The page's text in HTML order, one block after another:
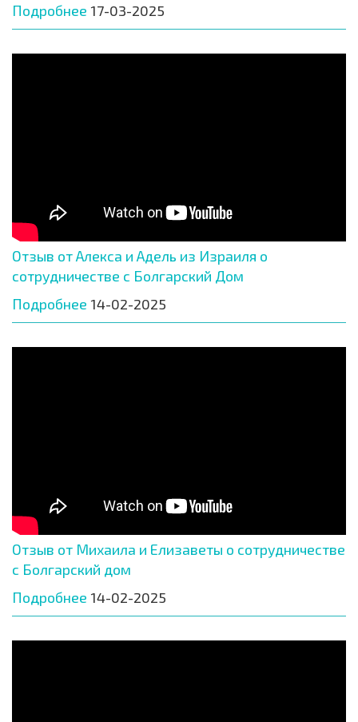
Подробнее 17-03-2025
Отзыв от Алекса и Адель из Израиля о
сотрудничестве с Болгарский Дом
Подробнее 14-02-2025
Отзыв от Михаила и Елизаветы о сотрудничестве
с Болгарский дом
Подробнее 14-02-2025